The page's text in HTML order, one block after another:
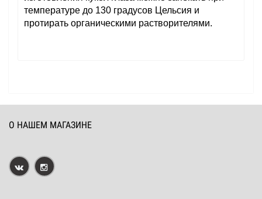
температуре до 130 градусов Цельсия и
протирать органическими растворителями.
О НАШЕМ МАГАЗИНЕ